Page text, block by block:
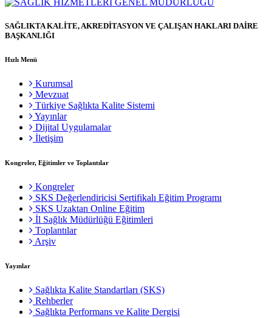
SAĞLIKTA KALİTE, AKREDİTASYON VE ÇALIŞAN HAKLARI DAİRE
BAŞKANLIĞI
Hızlı Menü
Kurumsal
Mevzuat
Türkiye Sağlıkta Kalite Sistemi
Yayınlar
Dijital Uygulamalar
İletişim
Kongreler, Eğitimler ve Toplantılar
Kongreler
SKS Değerlendiricisi Sertifikalı Eğitim Programı
SKS Uzaktan Online Eğitim
İl Sağlık Müdürlüğü Eğitimleri
Toplantılar
Arşiv
Yayınlar
Sağlıkta Kalite Standartları (SKS)
Rehberler
Sağlıkta Performans ve Kalite Dergisi